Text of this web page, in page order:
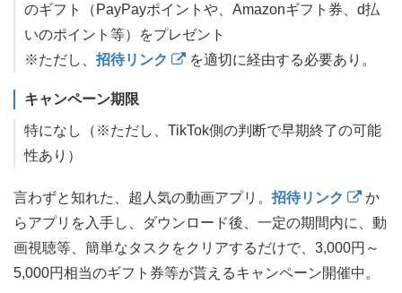
のギフト（PayPayポイントや、Amazonギフト券、d払
いのポイント等）をプレゼント
※ただし、 招待リンク を適切に経由する必要あり。
キャンペーン期限
特になし（※ただし、TikTok側の判断で早期終了の可能
性あり）
言わずと知れた、超人気の動画アプリ。 招待リンク
か
らアプリを入手し、ダウンロード後、一定の期間内に、動
画視聴等、簡単なタスクをクリアするだけで、3,000円～
5,000円相当のギフト券等が貰えるキャンペーン開催中。